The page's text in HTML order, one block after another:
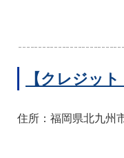
【クレジッ
住所：福岡県北九州